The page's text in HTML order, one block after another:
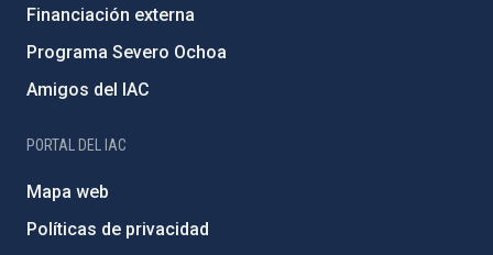
Financiación externa
Programa Severo Ochoa
Amigos del IAC
PORTAL DEL IAC
Mapa web
Políticas de privacidad